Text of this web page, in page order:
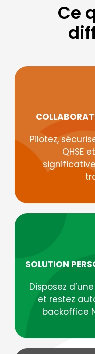
Ce
Pilotez,
QHSE
SOLUTION
Disposez
et restez
backoffice